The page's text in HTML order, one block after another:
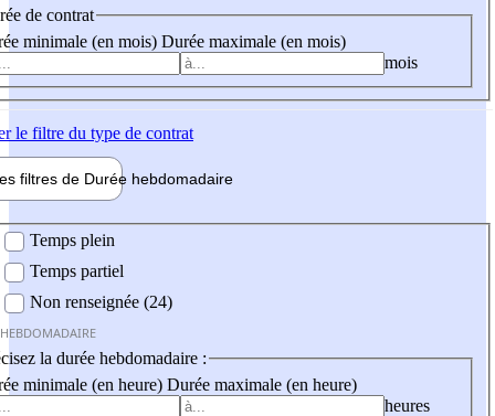
de contrat
minimale (en mois) Durée maximale (en mois)
mois
le filtre du type de contrat
filtres de Durée hebdomadaire
Temps plein
Temps partiel
Non renseignée (24)
la durée hebdomadaire :
minimale (en heure) Durée maximale (en heure)
heures